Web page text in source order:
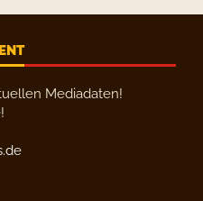
Mediadaten!